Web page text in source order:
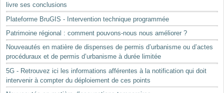
livre ses conclusions
Plateforme BruGIS - Intervention technique programmée
Patrimoine régional : comment pouvons-nous nous améliorer ?
Nouveautés en matière de dispenses de permis d’urbanisme ou d’actes
procéduraux et de permis d’urbanisme à durée limitée
5G - Retrouvez ici les informations afférentes à la notification qui doit
intervenir à compter du déploiement de ces points